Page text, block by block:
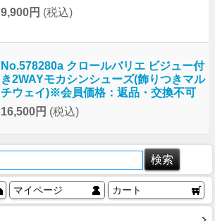
9,900円 (税込)
No.578280a クロールバリエ ビジュー付
き2WAYモカシンシューズ(飾りつきマル
チウェイ)※会員価格：返品・交換不可
16,500円 (税込)
マイページ カート